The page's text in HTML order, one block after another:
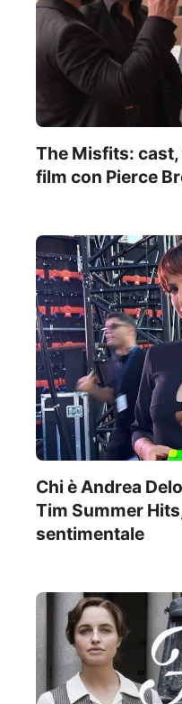
The Misfits:
film con Pierce
Chi è Andrea
Tim Summer
sentimentale